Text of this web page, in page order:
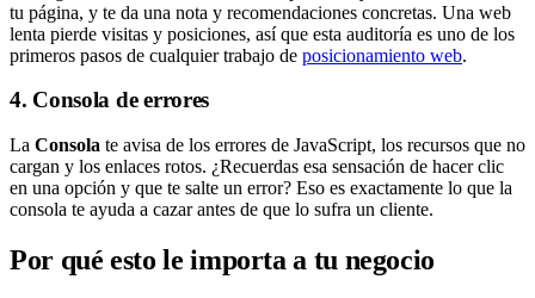
tu página, y te da una nota y recomendaciones concretas. Una web
lenta pierde visitas y posiciones, así que esta auditoría es uno de los
primeros pasos de cualquier trabajo de posicionamiento web.
4. Consola de errores
La Consola te avisa de los errores de JavaScript, los recursos que no
cargan y los enlaces rotos. ¿Recuerdas esa sensación de hacer clic
en una opción y que te salte un error? Eso es exactamente lo que la
consola te ayuda a cazar antes de que lo sufra un cliente.
Por qué esto le importa a tu negocio